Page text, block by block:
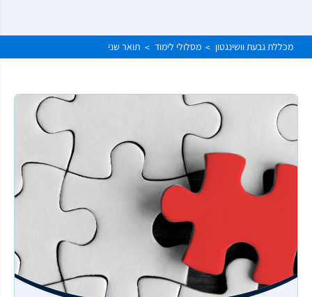
מכללת גבעת וושינגטון > מסלולי לימוד > תואר שני